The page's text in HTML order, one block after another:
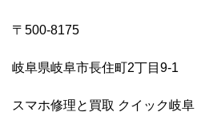
〒500-8175
岐阜県岐阜市長住町2丁目9-1
スマホ修理と買取 クイック岐阜